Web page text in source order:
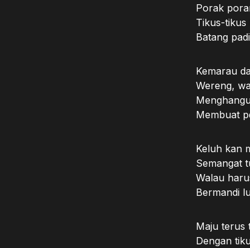
Porak
Tikus-tikus
Batang
Kemarau
Wereng,
Membuat
Keluh kan
Semangat
Walau
Bermandi
Maju terus
Dengan